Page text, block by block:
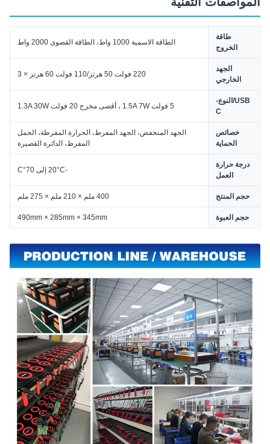
طاقة
الخروج
الطاقة الاسمية 1000 واط، الطاقة القصوى 2000 واط
الجهد
الخارجي
220 فولت 50 هرتز/110 فولت 60 هرتز × 3
USB/النوع-
C
5 فولت 1.5A 7W ، أقصى مخرج 20 فولت 1.3A 30W
خصائص
الحماية
الجهد المنخفض، الجهد المفرط، الحرارة المفرطة، الحمل
المفرط، الدائرة القصيرة
درجة حرارة
العمل
-20°C إلى 70°C
حجم المنتج 400 ملم × 210 ملم × 275 ملم
حجم العبوة 490mm × 285mm × 345mm